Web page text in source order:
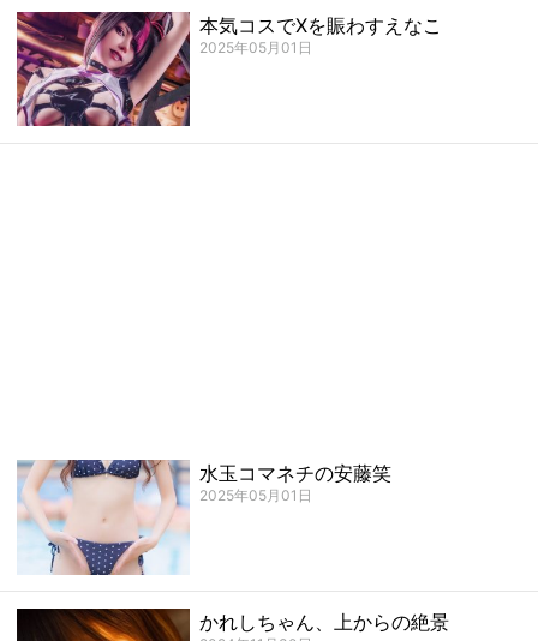
本気コスでXを賑わすえなこ
2025年05月01日
水玉コマネチの安藤笑
2025年05月01日
かれしちゃん、上からの絶景